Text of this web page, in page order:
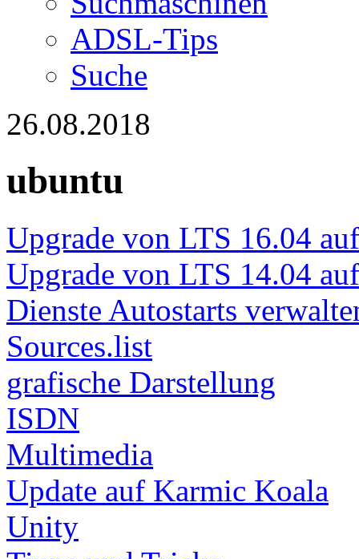
ADSL-Tips
Suche
26.08.2018
ubuntu
Upgrade von LTS 16.04
Upgrade von LTS 14.04
Dienste Autostarts
Sources.list
grafische Darstellung
ISDN
Multimedia
Update auf Karmic Koala
Unity